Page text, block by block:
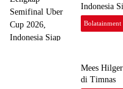
Indonesia
Bolatainment
Mees
di Timnas